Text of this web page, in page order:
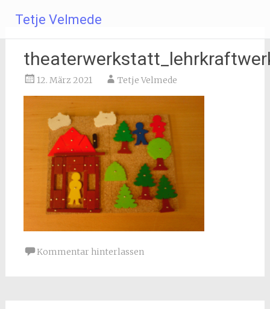
Inhalt
springen
Tetje Velmede
12. März 2021 Tetje Velmede
Kommentar hinterlassen